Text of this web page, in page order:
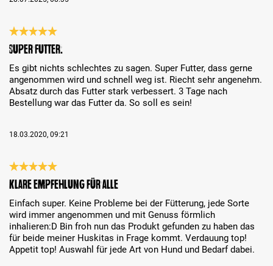
Review with rating of 5 out of 5 stars
Super Futter.
Es gibt nichts schlechtes zu sagen. Super Futter, dass gerne
angenommen wird und schnell weg ist. Riecht sehr angenehm.
Absatz durch das Futter stark verbessert. 3 Tage nach
Bestellung war das Futter da. So soll es sein!
18.03.2020, 09:21
Review with rating of 5 out of 5 stars
klare Empfehlung für Alle
Einfach super. Keine Probleme bei der Fütterung, jede Sorte
wird immer angenommen und mit Genuss förmlich
inhalieren:D Bin froh nun das Produkt gefunden zu haben das
für beide meiner Huskitas in Frage kommt. Verdauung top!
Appetit top! Auswahl für jede Art von Hund und Bedarf dabei.